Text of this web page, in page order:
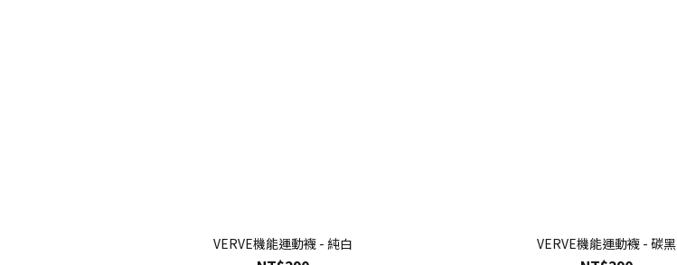
VERVE機能運動襪 - 純白 VERVE機能運動襪 - 碳黑